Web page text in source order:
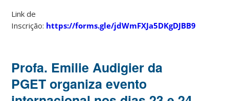
Link de
Inscrição: https://forms.gle/jdWmFXJa5DKgDJBB9
Profa. Emilie Audigier da
PGET organiza evento